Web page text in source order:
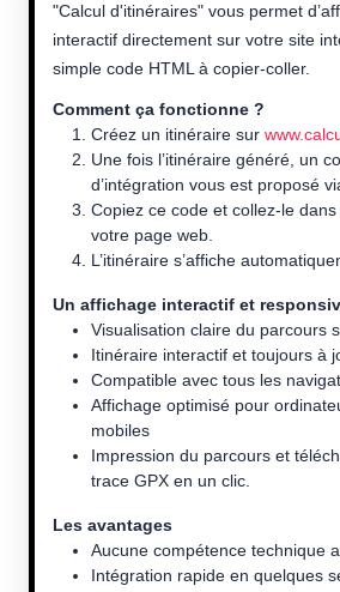
"Calcul d'itinéraires" vous permet
interactif directement sur votre site
simple code HTML à copier-coller.
Comment ça fonctionne ?
Créez un itinéraire sur
Une fois l’itinéraire généré, un
d’intégration vous est proposé
Copiez ce code et collez-le
votre page web.
L’itinéraire s’affiche
Un affichage interactif et
Visualisation claire du parcours
Itinéraire interactif et toujours à
Compatible avec tous les
Affichage optimisé pour
mobiles
Impression du parcours et
trace GPX en un clic.
Les avantages
Aucune compétence technique
Intégration rapide en quelques